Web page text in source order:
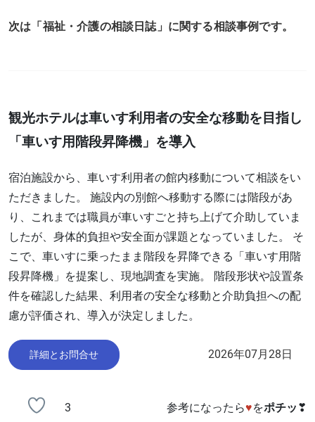
次は「福祉・介護の相談日誌」に関する相談事例です。
観光ホテルは車いす利用者の安全な移動を目指し
「車いす用階段昇降機」を導入
宿泊施設から、車いす利用者の館内移動について相談をい
ただきました。 施設内の別館へ移動する際には階段があ
り、これまでは職員が車いすごと持ち上げて介助していま
したが、身体的負担や安全面が課題となっていました。 そ
こで、車いすに乗ったまま階段を昇降できる「車いす用階
段昇降機」を提案し、現地調査を実施。 階段形状や設置条
件を確認した結果、利用者の安全な移動と介助負担への配
慮が評価され、導入が決定しました。
詳細とお問合せ 2026年07月28日
3 参考になったら♥をポチッ ❣